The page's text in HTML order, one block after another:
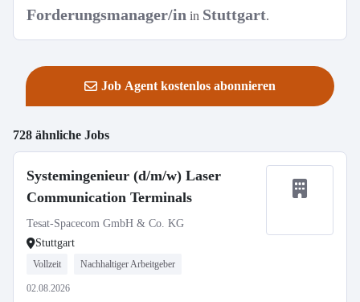
Forderungsmanager/in in Stuttgart.
Job Agent kostenlos abonnieren
728 ähnliche Jobs
Systemingenieur (d/m/w) Laser
Communication Terminals
Tesat-Spacecom GmbH & Co. KG
Stuttgart
Vollzeit Nachhaltiger Arbeitgeber
02.08.2026